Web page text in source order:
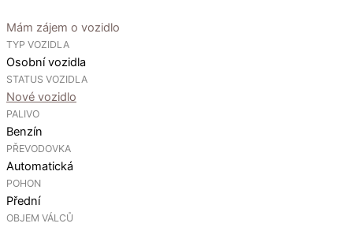
Mám zájem o vozidlo
TYP VOZIDLA
Osobní vozidla
STATUS VOZIDLA
Nové vozidlo
PALIVO
Benzín
PŘEVODOVKA
Automatická
POHON
Přední
OBJEM VÁLCŮ